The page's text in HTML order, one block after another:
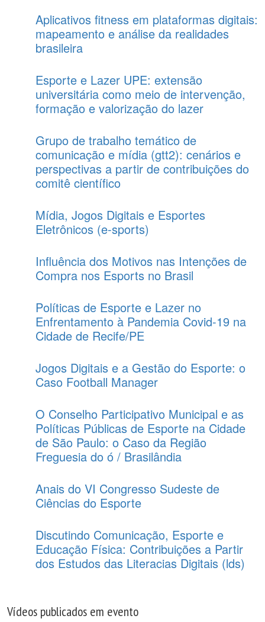
Aplicativos fitness em plataformas digitais:
mapeamento e análise da realidades
brasileira
Esporte e Lazer UPE: extensão
universitária como meio de intervenção,
formação e valorização do lazer
Grupo de trabalho temático de
comunicação e mídia (gtt2): cenários e
perspectivas a partir de contribuições do
comitê científico
Mídia, Jogos Digitais e Esportes
Eletrônicos (e-sports)
Influência dos Motivos nas Intenções de
Compra nos Esports no Brasil
Políticas de Esporte e Lazer no
Enfrentamento à Pandemia Covid-19 na
Cidade de Recife/PE
Jogos Digitais e a Gestão do Esporte: o
Caso Football Manager
O Conselho Participativo Municipal e as
Políticas Públicas de Esporte na Cidade
de São Paulo: o Caso da Região
Freguesia do ó / Brasilândia
Anais do VI Congresso Sudeste de
Ciências do Esporte
Discutindo Comunicação, Esporte e
Educação Física: Contribuições a Partir
dos Estudos das Literacias Digitais (lds)
Vídeos publicados em evento